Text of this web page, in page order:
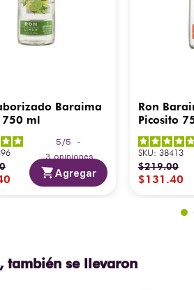
Baraima
ml
5 /5
-
3 opiniones
Agregar
Ron
Picosito
SKU: 38413
$219.00
$131 .40
también se llevaron